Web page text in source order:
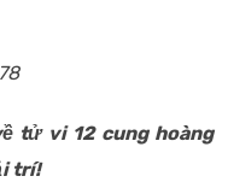
tử vi 12 cung hoàng
trí!